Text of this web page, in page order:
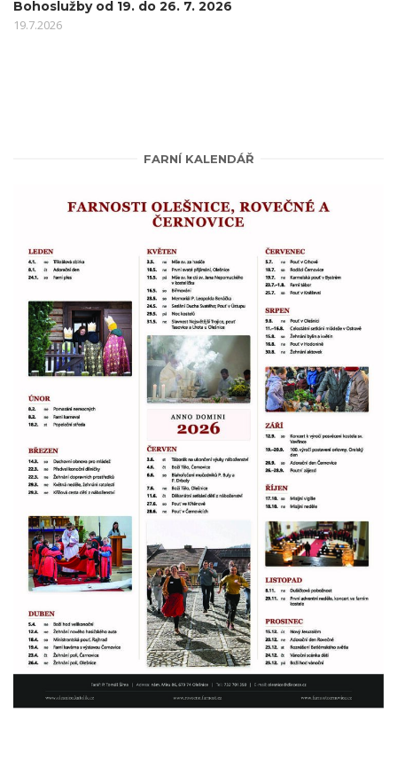
Bohoslužby od 19. do 26. 7. 2026
19.7.2026
FARNÍ KALENDÁŘ